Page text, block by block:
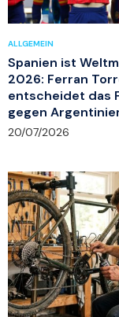
ALLGEMEIN
Spanien ist
2026: Ferran
entscheidet das
gegen
20/07/2026